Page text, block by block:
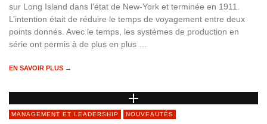
sur Long Island dans l’état de New-York et terminée en 1911.
L’intention était de réduire le temps de voyagement entre deux
points donnés. Avec le temps, les systèmes de production en
série ont permis à de plus en plus …
EN SAVOIR PLUS →
MANAGEMENT ET LEADERSHIP NOUVEAUTÉS